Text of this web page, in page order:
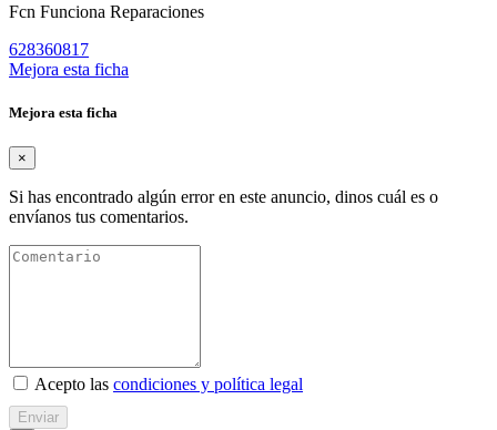
Fcn Funciona Reparaciones
628360817
Mejora esta ficha
Mejora esta ficha
×
Si has encontrado algún error en este anuncio, dinos cuál es o
envíanos tus comentarios.
Acepto las condiciones y política legal
Enviar